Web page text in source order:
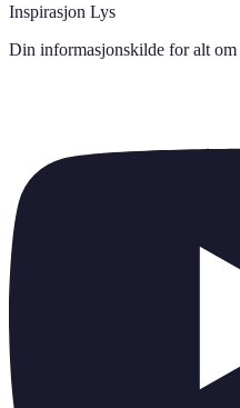
Inspirasjon Lys
Din informasjonskilde for alt om